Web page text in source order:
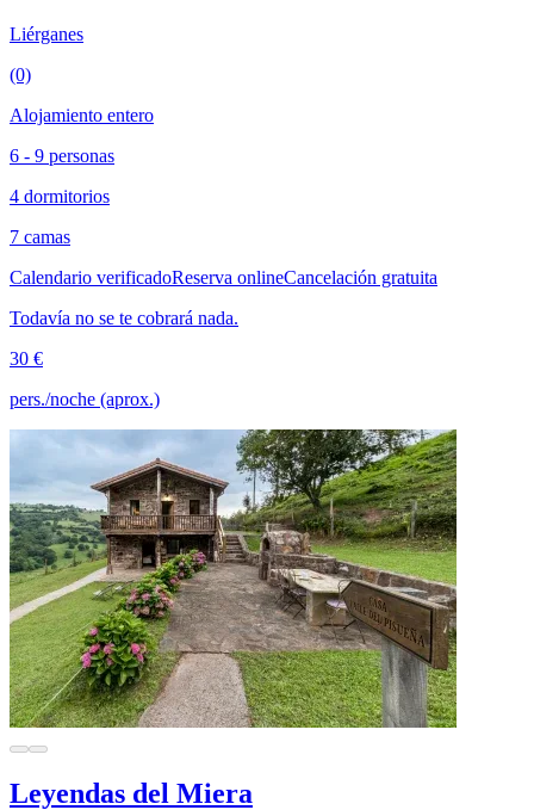
Liérganes
(0)
Alojamiento entero
6 - 9 personas
4 dormitorios
7 camas
Calendario verificadoReserva onlineCancelación gratuita
Todavía no se te cobrará nada.
30 €
pers./noche (aprox.)
Leyendas del Miera